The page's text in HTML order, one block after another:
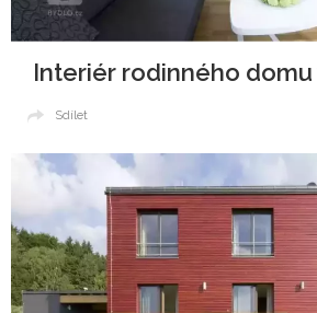
Interiér rodinného domu
Sdílet